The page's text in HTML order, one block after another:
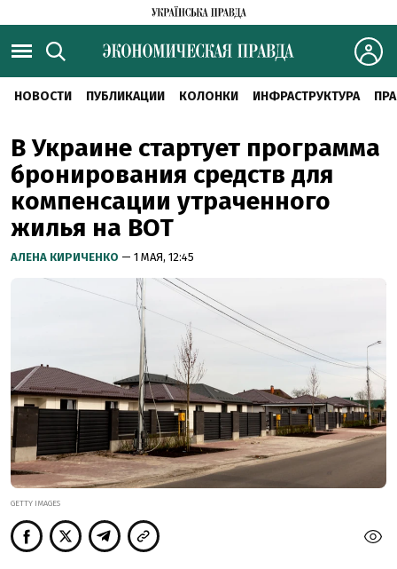
НОВОСТИ ПУБЛИКАЦИИ КОЛОНКИ ИНФРАСТРУКТУРА
В Украине стартует программа
бронирования средств для
компенсации утраченного
жилья на ВОТ
АЛЕНА КИРИЧЕНКО — 1 МАЯ, 12:45
GETTY IMAGES